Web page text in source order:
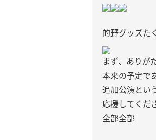
的野グッズた
まず、ありが
本来の予定で
追加公演とい
応援してくだ
全部全部